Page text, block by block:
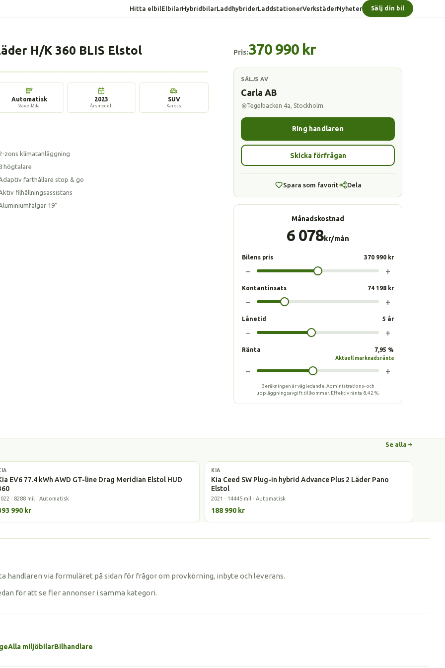
Hitta elbilElbilarHybridbilarLaddhybriderLaddstationerVerkstäderNyheter Sälj din bil
H/K 360 BLIS Elstol
Automatisk
Växellåda
2023
Årsmodell
SUV
Kaross
zons klimatanläggning
högtalare
farthållare stop & go
filhållningsassistans
19”
Pris:370 990 kr
SÄLJS AV
Carla AB
Tegelbacken 4a, Stockholm
Ring handlaren
Skicka förfrågan
Spara som favorit Dela
Månadskostnad
6 078kr/mån
Bilens pris 370 990 kr
− +
Kontantinsats 74 198 kr
− +
Lånetid 5 år
− +
Ränta 7,95 %
Aktuell marknadsränta
− +
Beräkningen är vägledande. Administrations- och
uppläggningsavgift tillkommer. Effektiv ränta 8,42 %
Se alla
Elbil
EV6 77.4 kWh AWD GT-line Drag Meridian Elstol HUD
· 8288 mil · Automatisk
990 kr
Laddhybrid
KIA
Kia Ceed SW Plug-in hybrid Advance Plus 2 Läder Pano
Elstol
2021 · 14445 mil · Automatisk
188 990 kr
handlaren via formuläret på sidan för frågor om provkörning, inbyte och leverans.
för att se fler annonser i samma kategori.
Alla miljöbilarBilhandlare